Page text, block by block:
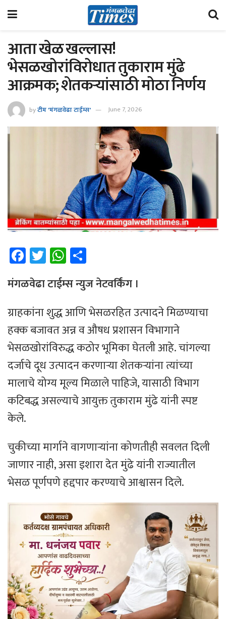
आता खेळ खल्लास!
भेसळखोरांविरोधात तुकाराम मुंढे
आक्रमक; शेतकऱ्यांसाठी मोठा निर्णय
byटीम 'मंगळवेढा टाईम्स' June 7, 2026
Fa
ce
b
o
ok
T
wi
tt
er
W
h
at
sA
p
p
ar
e
मंगळवेढा टाईम्स न्युज नेटवर्किंग ।
ग्राहकांना शुद्ध आणि भेसळरहित उत्पादने मिळण्याचा
हक्क बजावत अन्न व औषध प्रशासन विभागाने
भेसळखोरांविरुद्ध कठोर भूमिका घेतली आहे. चांगल्या
दर्जाचे दूध उत्पादन करणाऱ्या शेतकऱ्यांना त्यांच्या
मालाचे योग्य मूल्य मिळाले पाहिजे, यासाठी विभाग
कटिबद्ध असल्याचे आयुक्त तुकाराम मुंढे यांनी स्पष्ट
केले.
चुकीच्या मार्गाने वागणाऱ्यांना कोणतीही सवलत दिली
जाणार नाही, असा इशारा देत मुंढे यांनी राज्यातील
भेसळ पूर्णपणे हद्दपार करण्याचे आश्वासन दिले.